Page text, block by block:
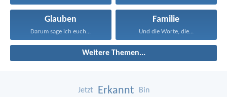
Glauben
Darum sage ich euch...
Familie
Und die Worte, die...
Weitere Themen...
Jetzt Erkannt Bin